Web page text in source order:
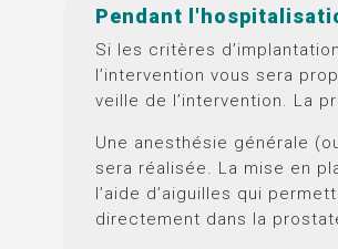
Pendant
Si les critères
l’intervention vous sera
veille de l’intervention. La
Une anesthésie générale
sera réalisée. La mise en
l’aide d’aiguilles qui
directement dans la